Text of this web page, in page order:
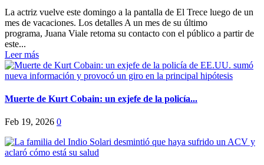
La actriz vuelve este domingo a la pantalla de El Trece luego de un
mes de vacaciones. Los detalles A un mes de su último
programa, Juana Viale retoma su contacto con el público a partir de
este...
Leer más
Muerte de Kurt Cobain: un exjefe de la policía...
Feb 19, 2026 0